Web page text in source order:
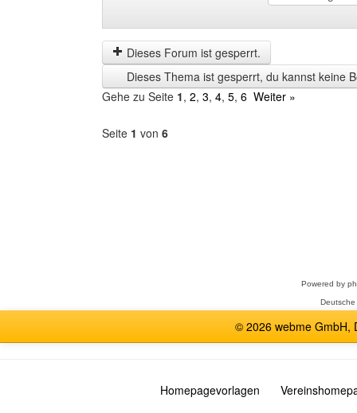
der
letzten
Zeit
anzeigen
by
Dieses Forum ist gesperrt.
Dieses Thema ist gesperrt, du kannst keine
Gehe zu Seite 1, 2, 3, 4, 5, 6 Weiter »
Seite 1 von 6
Powered by
© 2026 webme GmbH,
Homepagevorlagen